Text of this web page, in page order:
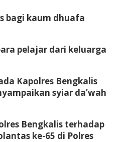
bagi kaum dhuafa
pelajar dari keluarga
Kapolres Bengkalis
syiar da’wah
Bengkalis terhadap
ke-65 di Polres